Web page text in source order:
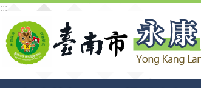
跳到主要內容區塊
:::